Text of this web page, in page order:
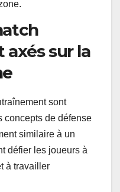
axés sur la
sont
concepts de défense
similaire à un
défier les joueurs à
à travailler